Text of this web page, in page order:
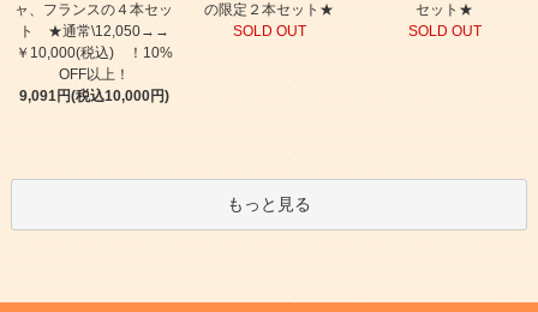
ャ、フランスの４本セッ
ト ★通常\12,050→→
￥10,000(税込) ！10%
OFF以上！
9,091円(税込10,000円)
の限定２本セット★
SOLD OUT
セット★
SOLD OUT
もっと見る